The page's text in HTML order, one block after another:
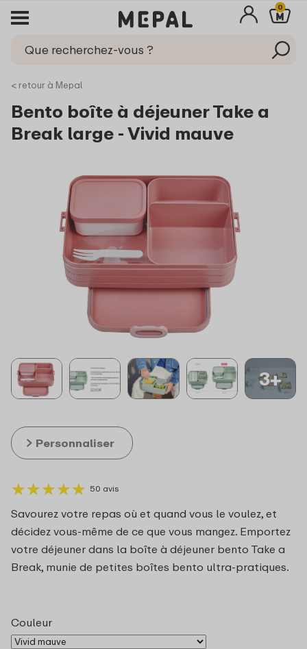
0
< retour à Mepal
Bento boîte à déjeuner Take a
Break large - Vivid mauve
3+
★★★★★
★★★★★ 50 avis
Savourez votre repas où et quand vous le voulez, et
décidez vous-même de ce que vous mangez. Emportez
votre déjeuner dans la boîte à déjeuner bento Take a
Break, munie de petites boîtes bento ultra-pratiques.
Personnaliser
Couleur